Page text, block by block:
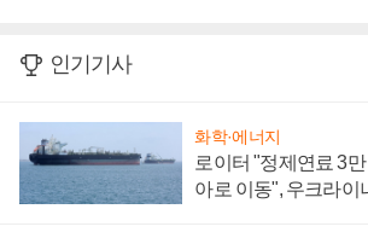
인기기사
화학·에너지
로이터 "정제연료 3
아로 이동", 우크라이